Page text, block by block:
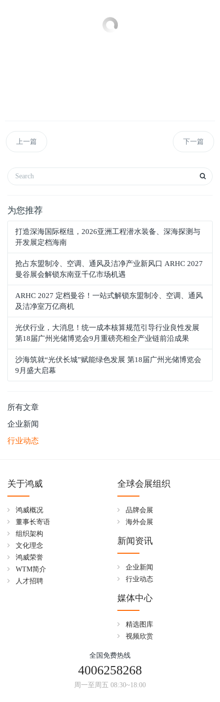
上一篇 下一篇
为您推荐
打造深海国际枢纽，2026亚洲工程潜水装备、深海探测与
开发展定档海南
抢占东盟制冷、空调、通风及洁净产业新风口 ARHC 2027
曼谷展会解锁东南亚千亿市场机遇
ARHC 2027 定档曼谷！一站式解锁东盟制冷、空调、通风
及洁净室万亿商机
光伏行业，大消息！统一成本核算规范引导行业良性发展
第18届广州光储博览会9月重磅亮相全产业链前沿成果
沙海筑就“光伏长城”赋能绿色发展 第18届广州光储博览会
9月盛大启幕
所有文章
企业新闻
行业动态
关于鸿威
鸿威概况
董事长寄语
组织架构
文化理念
鸿威荣誉
WTM简介
人才招聘
全球会展组织
品牌会展
海外会展
新闻资讯
企业新闻
行业动态
媒体中心
精选图库
视频欣赏
全国免费热线
4006258268
周一至周五 08:30~18:00